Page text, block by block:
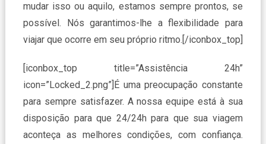
mudar isso ou aquilo, estamos sempre prontos, se
possível. Nós garantimos-lhe a flexibilidade para
viajar que ocorre em seu próprio ritmo.[/iconbox_top]
[iconbox_top title=”Assistência 24h”
icon=”Locked_2.png”]É uma preocupação constante
para sempre satisfazer. A nossa equipe está à sua
disposição para que 24/24h para que sua viagem
aconteça as melhores condições, com confiança.